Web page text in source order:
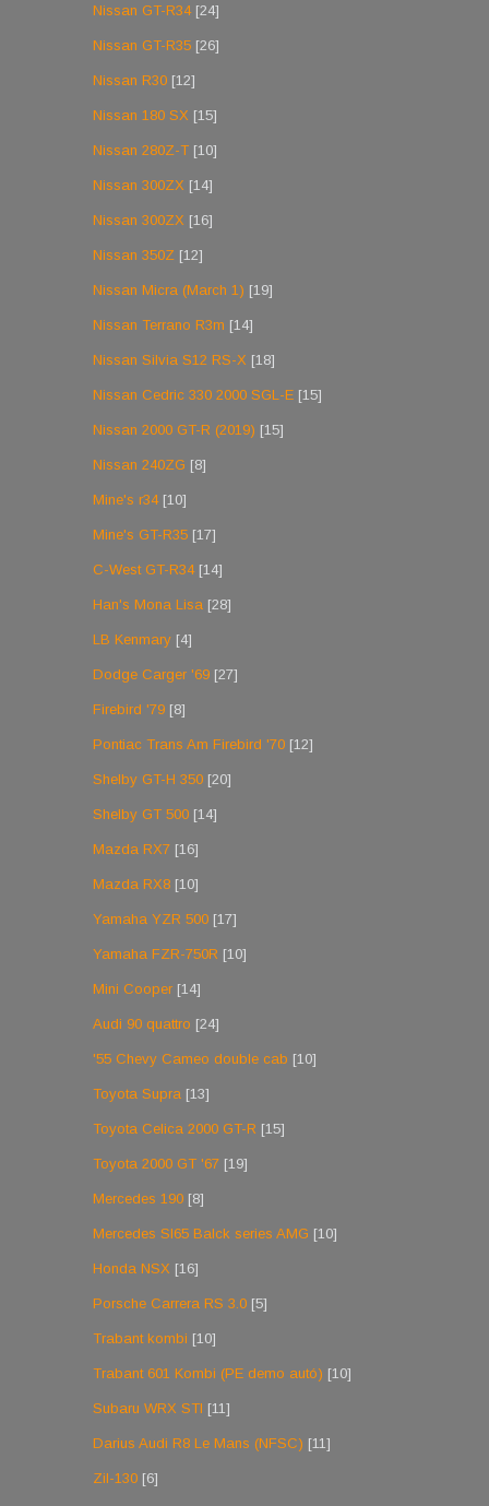
Nissan GT-R34 [24]
Nissan GT-R35 [26]
Nissan R30 [12]
Nissan 180 SX [15]
Nissan 280Z-T [10]
Nissan 300ZX [14]
Nissan 300ZX [16]
Nissan 350Z [12]
Nissan Micra (March 1) [19]
Nissan Terrano R3m [14]
Nissan Silvia S12 RS-X [18]
Nissan Cedric 330 2000 SGL-E [15]
Nissan 2000 GT-R (2019) [15]
Nissan 240ZG [8]
Mine's r34 [10]
Mine's GT-R35 [17]
C-West GT-R34 [14]
Han's Mona Lisa [28]
LB Kenmary [4]
Dodge Carger '69 [27]
Firebird '79 [8]
Pontiac Trans Am Firebird '70 [12]
Shelby GT-H 350 [20]
Shelby GT 500 [14]
Mazda RX7 [16]
Mazda RX8 [10]
Yamaha YZR 500 [17]
Yamaha FZR-750R [10]
Mini Cooper [14]
Audi 90 quattro [24]
'55 Chevy Cameo double cab [10]
Toyota Supra [13]
Toyota Celica 2000 GT-R [15]
Toyota 2000 GT '67 [19]
Mercedes 190 [8]
Mercedes Sl65 Balck series AMG [10]
Honda NSX [16]
Porsche Carrera RS 3.0 [5]
Trabant kombi [10]
Trabant 601 Kombi (PE demo autó) [10]
Subaru WRX STI [11]
Darius Audi R8 Le Mans (NFSC) [11]
Zil-130 [6]